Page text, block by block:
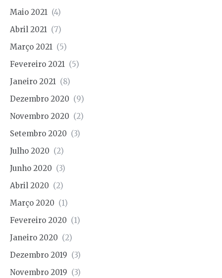
Maio 2021 (4)
Abril 2021 (7)
Março 2021 (5)
Fevereiro 2021 (5)
Janeiro 2021 (8)
Dezembro 2020 (9)
Novembro 2020 (2)
Setembro 2020 (3)
Julho 2020 (2)
Junho 2020 (3)
Abril 2020 (2)
Março 2020 (1)
Fevereiro 2020 (1)
Janeiro 2020 (2)
Dezembro 2019 (3)
Novembro 2019 (3)